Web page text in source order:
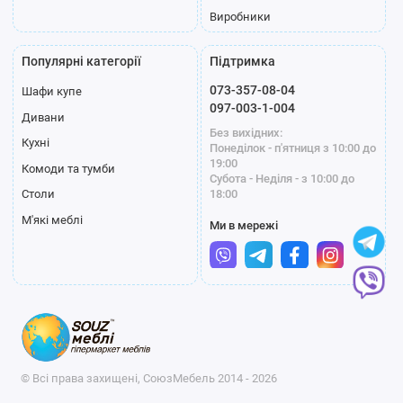
Виробники
Популярні категорії
Шафи купе
Дивани
Кухні
Комоди та тумби
Столи
М'які меблі
Підтримка
073-357-08-04
097-003-1-004
Без вихідних:
Понеділок - п'ятниця з 10:00 до
19:00
Субота - Неділя - з 10:00 до
18:00
Ми в мережі
© Всі права захищені, СоюзМебель 2014 - 2026